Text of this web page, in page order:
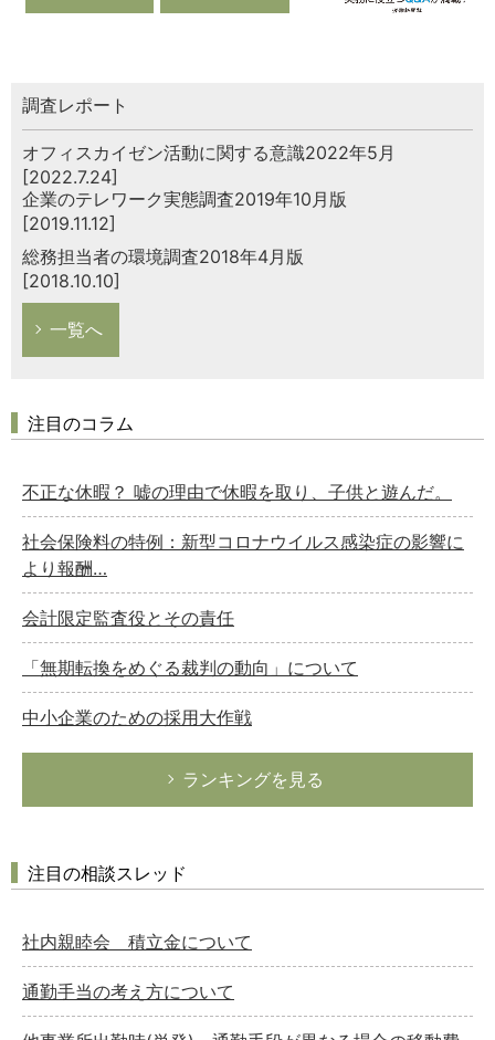
調査レポート
オフィスカイゼン活動に関する意識2022年5月
[2022.7.24]
企業のテレワーク実態調査2019年10月版
[2019.11.12]
総務担当者の環境調査2018年4月版
[2018.10.10]
一覧へ
注目のコラム
不正な休暇？ 嘘の理由で休暇を取り、子供と遊んだ。
社会保険料の特例：新型コロナウイルス感染症の影響に
より報酬…
会計限定監査役とその責任
「無期転換をめぐる裁判の動向」について
中小企業のための採用大作戦
ランキングを見る
注目の相談スレッド
社内親睦会 積立金について
通勤手当の考え方について